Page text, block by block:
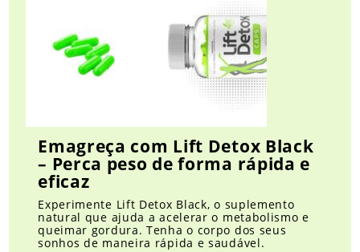
Emagreça com Lift Detox Black
– Perca peso de forma rápida e
eficaz
Experimente Lift Detox Black, o suplemento
natural que ajuda a acelerar o metabolismo e
queimar gordura. Tenha o corpo dos seus
sonhos de maneira rápida e saudável.